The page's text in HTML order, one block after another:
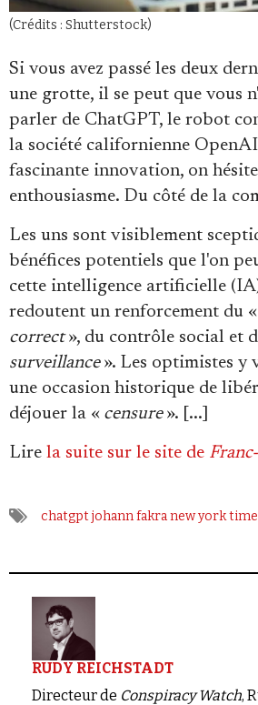
(Crédits : Shutterstock)
Si vous avez passé les deux
une grotte, il se peut que vous
parler de ChatGPT, le robot
la société californienne
fascinante innovation, on
enthousiasme. Du côté de la
Les uns sont visiblement
bénéfices potentiels que l'on
cette intelligence artificielle
redoutent un renforcement du «
correct», du contrôle social et
surveillance ». Les optimistes y
une occasion historique de
déjouer la « censure». [...]
Lire la suite sur le site de
chatgptjohann fakranew york
RUDY REICHSTADT
Directeur de Conspiracy Watch,